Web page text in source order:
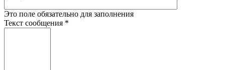
Это поле обязательно для заполнения
Текст сообщения *